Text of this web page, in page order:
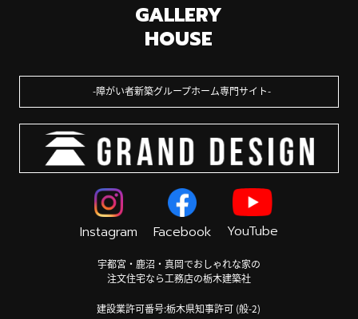
GALLERY
HOUSE
障がい者新築グループホーム専門サイト
Instagram Facebook YouTube
宇都宮・鹿沼・真岡でおしゃれな家の
注文住宅なら工務店の栃木建築社
建設業許可番号:栃木県知事許可 (般-2)